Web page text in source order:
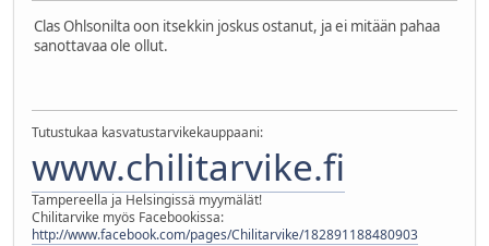
Clas Ohlsonilta oon itsekkin joskus ostanut, ja ei mitään pahaa
sanottavaa ole ollut.
Tutustukaa kasvatustarvikekauppaani:
www.chilitarvike.fi
Tampereella ja Helsingissä myymälät!
Chilitarvike myös Facebookissa:
http://www.facebook.com/pages/Chilitarvike/182891188480903